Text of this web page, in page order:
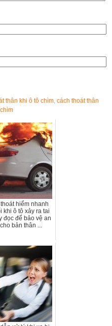
thân khi ô tô chìm, cách thoát thân
thoát hiểm nhanh
khi ô tô xảy ra tai
đọc để bảo vệ an
bản thân ...